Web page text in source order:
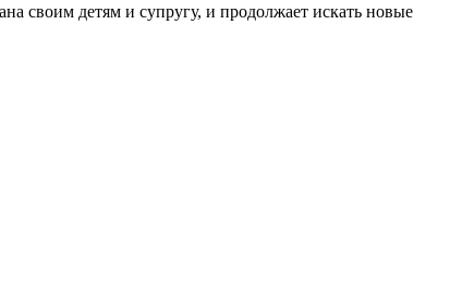
своим детям и супругу, и продолжает искать новые